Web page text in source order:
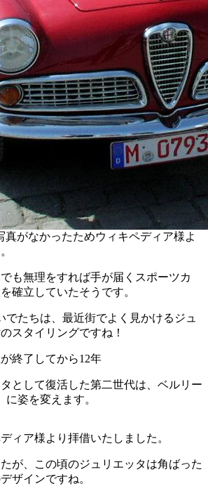
がなかったためウィキペディア様よ
も無理をすれば手が届くスポーツカ
確立していたそうです。
でたちは、最近街でよく見かけるジュ
スタイリングですね！
終了してから12年
として復活した第二世代は、ベルリー
姿を変えます。
ィア様より拝借いたしました。
が、この頃のジュリエッタは角ばった
ザインですね。